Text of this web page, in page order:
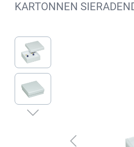
KARTONNEN
Afbeeldingengalerij overslaan